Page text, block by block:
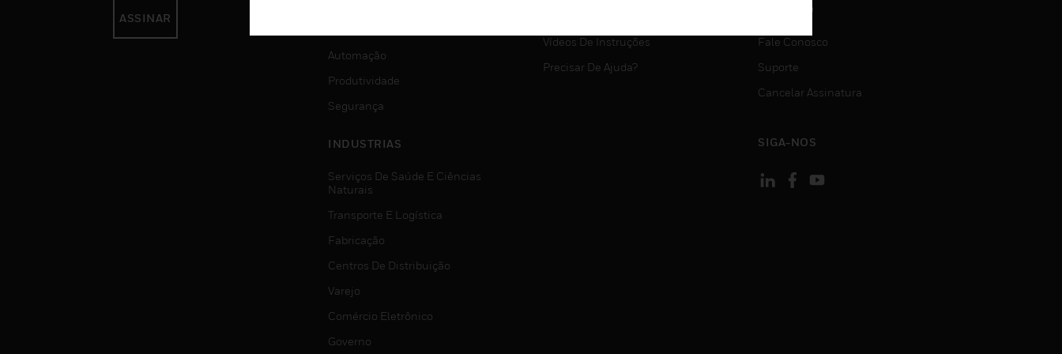
ASSINAR
Automação
Produtividade
Segurança
INDUSTRIAS
Serviços De Saúde E Ciências
Naturais
Transporte E Logística
Fabricação
Centros De Distribuição
Varejo
Comércio Eletrônico
Governo
Vídeos De Instruções
Precisar De Ajuda?
CONTATO
Fale Conosco
Suporte
Cancelar Assinatura
SIGA-NOS